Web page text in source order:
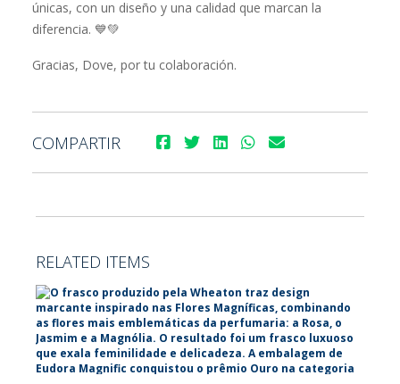
únicas, con un diseño y una calidad que marcan la
diferencia. 💙💚
Gracias, Dove, por tu colaboración.
COMPARTIR
RELATED ITEMS